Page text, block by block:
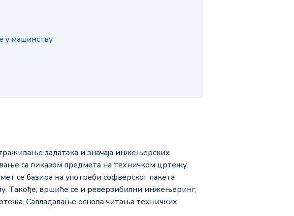
у машинству
задатака и значаја инжењерских
са пиказом предмета на техничком цртежу.
се базира на употреби софверског пакета
Такође, вршиће се и реверзибилни инжењеринг,
Савладавање основа читања техничких